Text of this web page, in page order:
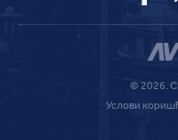
© 2026.
Услови